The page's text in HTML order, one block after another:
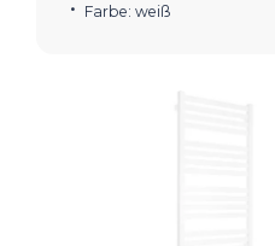
Farbe: weiß